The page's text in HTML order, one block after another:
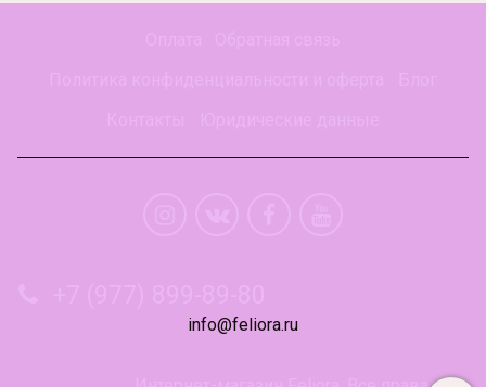
info@feliora.ru